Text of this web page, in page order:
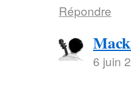
Répondre
6 juin